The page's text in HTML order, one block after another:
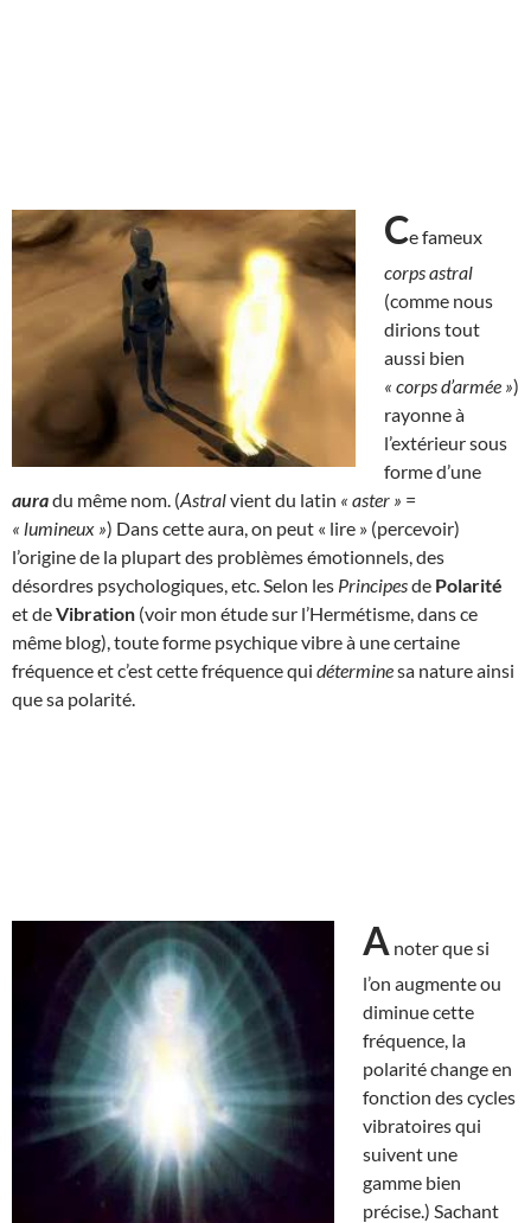
Ce fameux
corps astral
(comme nous
dirions tout
aussi bien
« corps d’armée »)
rayonne à
l’extérieur sous
forme d’une
auradu même nom. (Astralvient du latin « aster » =
« lumineux ») Dans cette aura, on peut « lire » (percevoir)
l’origine de la plupart des problèmes émotionnels, des
désordres psychologiques, etc. Selon les Principesde Polarité
et deVibration (voir mon étude sur l’Hermétisme, dans ce
même blog), toute forme psychique vibre à une certaine
fréquence et c’est cette fréquence qui déterminesa nature ainsi
que sa polarité.
A noter que si
l’on augmente ou
diminue cette
fréquence, la
polarité change en
fonction des cycles
vibratoires qui
suivent une
gamme bien
précise.) Sachant